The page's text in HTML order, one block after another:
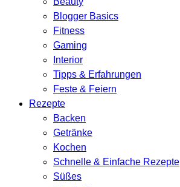
Blogger Basics
Fitness
Gaming
Interior
Tipps & Erfahrungen
Feste & Feiern
Rezepte
Backen
Getränke
Kochen
Schnelle & Einfache Rezepte
Süßes